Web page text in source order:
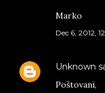
Marko
Dec 6, 2012,
Unknown
Poštovani,